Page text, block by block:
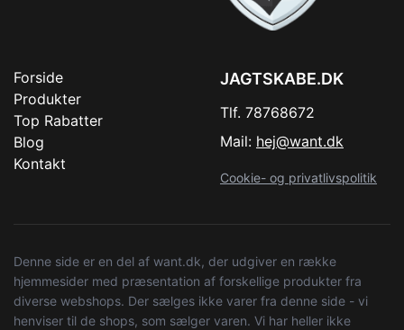
Forside
Produkter
Top Rabatter
Blog
Kontakt
JAGTSKABE.DK
Tlf. 78768672
Mail: hej@want.dk
Cookie- og privatlivspolitik
Denne side er en del af want.dk, der udgiver en række
hjemmesider med præsentation af forskellige produkter fra
diverse webshops. Der sælges ikke varer fra denne side - vi
henviser til de shops, som sælger varen. Vi har heller ikke